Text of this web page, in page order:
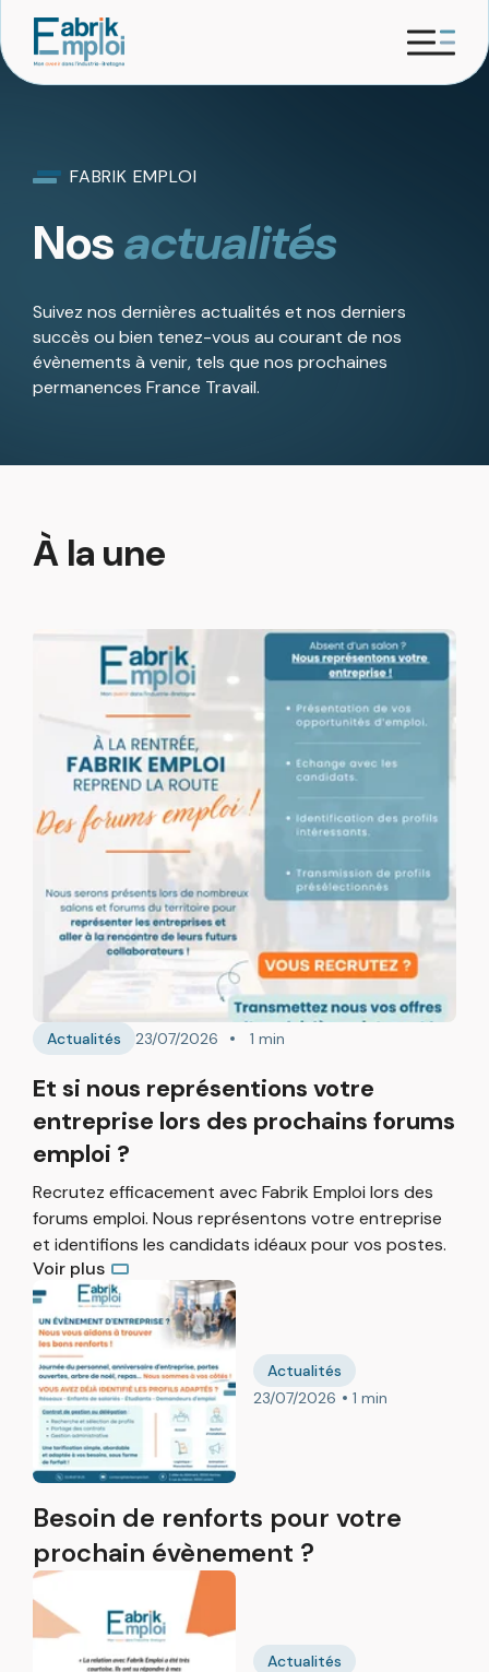
FABRIK EMPLOI
Nosactualités
Suivez nos dernières actualités et nos derniers
succès ou bien tenez-vous au courant de nos
évènements à venir, tels que nos prochaines
permanences France Travail.
À la une
Actualités 23/07/2026 1 min
Et si nous représentions votre
entreprise lors des prochains forums
emploi ?
Recrutez efficacement avec Fabrik Emploi lors des
forums emploi. Nous représentons votre entreprise
et identifions les candidats idéaux pour vos postes.
Voir plus
Actualités
23/07/2026
1 min
Besoin de renforts pour votre
prochain évènement ?
Actualités